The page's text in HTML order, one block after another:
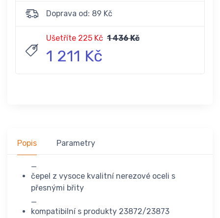
Doprava od: 89 Kč
Ušetříte 225 Kč 1 436 Kč
1 211 Kč
Popis Parametry
_
čepel z vysoce kvalitní nerezové oceli s
přesnými břity
_
kompatibilní s produkty 23872/23873